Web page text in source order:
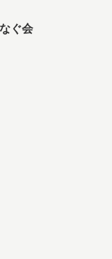
ぐ会